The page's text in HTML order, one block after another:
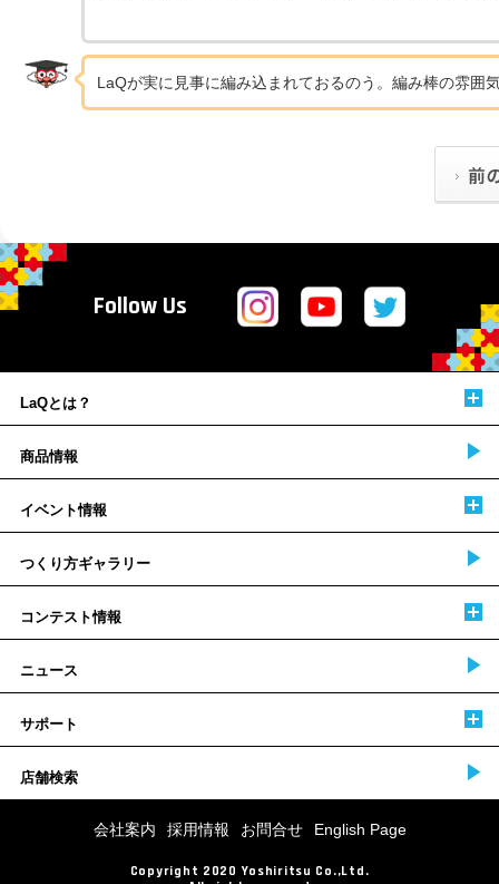
LaQが実に見事に編み込まれておるのう。編み棒の雰囲
Follow Us
LaQとは？
商品情報
イベント情報
つくり方ギャラリー
コンテスト情報
ニュース
サポート
店舗検索
会社案内 採用情報 お問合せ English Page
Copyright 2020 Yoshiritsu Co.,Ltd.